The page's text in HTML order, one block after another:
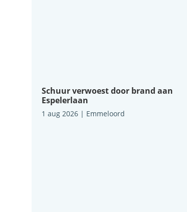
Schuur verwoest door brand aan
Espelerlaan
1 aug 2026| Emmeloord